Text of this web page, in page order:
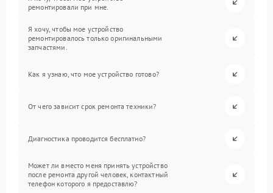
ремонтировали при мне.
Я хочу, чтобы мое устройство
ремонтировалось только оригинальными
запчастями.
Как я узнаю, что мое устройство готово?
От чего зависит срок ремонта техники?
Диагностика проводится бесплатно?
Может ли вместо меня принять устройство
после ремонта другой человек, контактный
телефон которого я предоставлю?